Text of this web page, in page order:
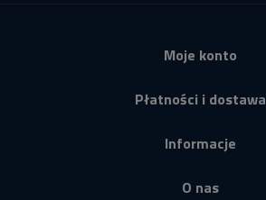
Moje konto
Płatności i dostawa
Informacje
O nas